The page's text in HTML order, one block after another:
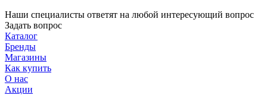
Наши специалисты ответят на любой интересующий вопрос
Задать вопрос
Каталог
Бренды
Магазины
Как купить
О нас
Акции